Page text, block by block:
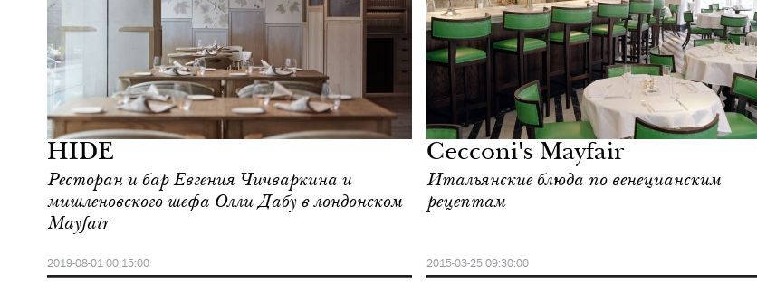
HIDE
Ресторан и бар Евгения Чичваркина и
мишленовского шефа Олли Дабу в лондонском
Mayfair
2019-08-01 00:15:00
Еда
Лондон
Cecconi's Mayfair
Итальянские блюда по венецианским
рецептам
2015-03-25 09:30:00